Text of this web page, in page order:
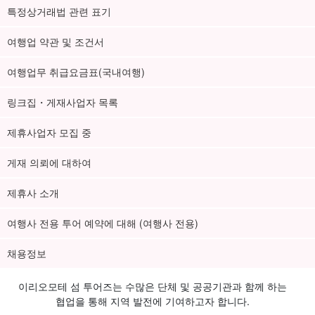
특정상거래법 관련 표기
여행업 약관 및 조건서
여행업무 취급요금표(국내여행)
링크집・게재사업자 목록
제휴사업자 모집 중
게재 의뢰에 대하여
제휴사 소개
여행사 전용 투어 예약에 대해 (여행사 전용)
채용정보
이리오모테 섬 투어즈는 수많은 단체 및 공공기관과 함께 하는
협업을 통해 지역 발전에 기여하고자 합니다.